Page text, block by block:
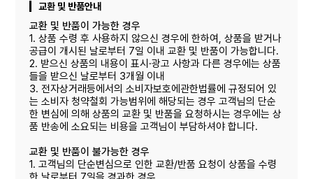
교환 및 반품안내
교환 및 반품이 가능한 경우
1. 상품 수령 후 사용하지 않으신 경우에 한하여, 상품을 받거나
공급이 개시된 날로부터 7일 이내 교환 및 반품이 가능합니다.
2. 받으신 상품의 내용이 표시·광고 사항과 다른 경우에는 상품
들을 받으신 날로부터 3개월 이내
3. 전자상거래등에서의 소비자보호에관한법률에 규정되어 있
는 소비자 청약철회 가능범위에 해당되는 경우 고객님의 단순
한 변심에 의해 상품의 교환 및 반품을 요청하시는 경우에는 상
품 반송에 소요되는 비용을 고객님이 부담하셔야 합니다.
교환 및 반품이 불가능한 경우
1. 고객님의 단순변심으로 인한 교환/반품 요청이 상품을 수령